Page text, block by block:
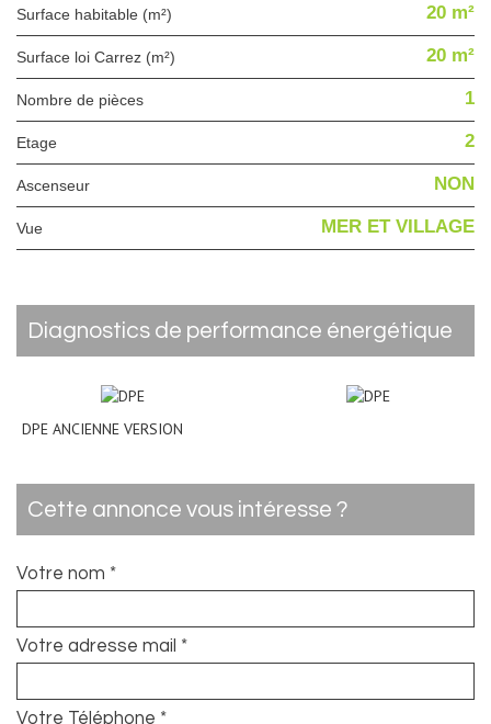
Surface habitable (m²) 20 m²
Surface loi Carrez (m²) 20 m²
Nombre de pièces 1
Etage 2
Ascenseur NON
Vue MER ET VILLAGE
diagnostics de performance énergétique
DPE ANCIENNE VERSION
cette annonce vous intéresse ?
Votre nom *
Votre adresse mail *
Votre Téléphone *